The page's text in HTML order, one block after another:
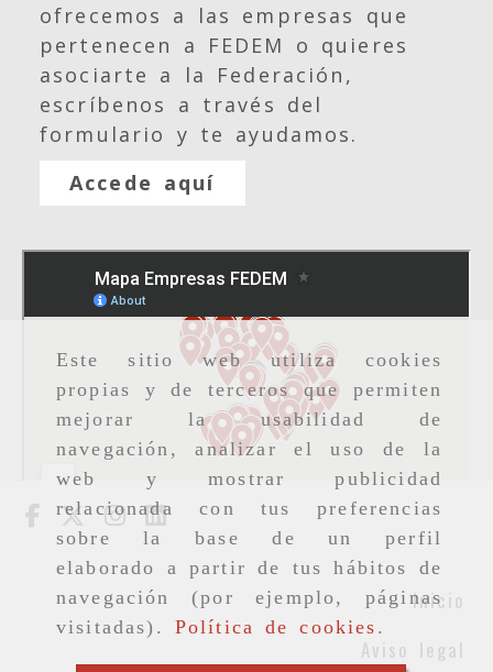
Este sitio web utiliza cookies
propias y de terceros que permiten
mejorar la usabilidad de
navegación, analizar el uso de la
web y mostrar publicidad
relacionada con tus preferencias
sobre la base de un perfil
elaborado a partir de tus hábitos de
navegación (por ejemplo, páginas
visitadas). Política de cookies .
ofrecemos a las empresas que
pertenecen a FEDEM o quieres
asociarte a la Federación,
escríbenos a través del
formulario y te ayudamos.
Accede aquí
Inicio
Aviso legal